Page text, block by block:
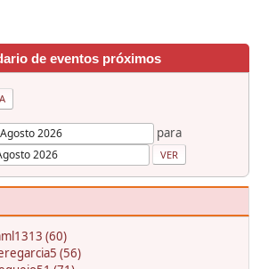
de eventos próximos
para
(60)
(56)